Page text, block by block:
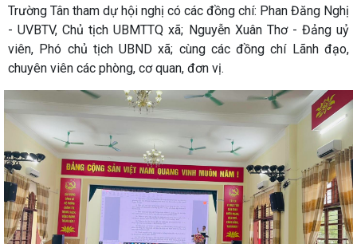
Trường Tân tham dự hội nghị có các đồng chí: Phan Đăng Nghị
- UVBTV, Chủ tịch UBMTTQ xã; Nguyễn Xuân Thơ - Đảng uỷ
viên, Phó chủ tịch UBND xã; cùng các đồng chí Lãnh đạo,
chuyên viên các phòng, cơ quan, đơn vị.